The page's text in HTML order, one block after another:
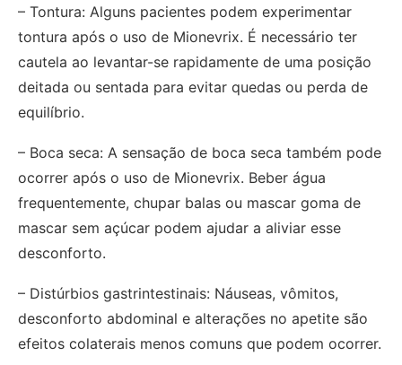
– Tontura: Alguns pacientes podem experimentar
tontura após o uso de Mionevrix. É necessário ter
cautela ao levantar-se rapidamente de uma posição
deitada ou sentada para evitar quedas ou perda de
equilíbrio.
– Boca seca: A sensação de boca seca também pode
ocorrer após o uso de Mionevrix. Beber água
frequentemente, chupar balas ou mascar goma de
mascar sem açúcar podem ajudar a aliviar esse
desconforto.
– Distúrbios gastrintestinais: Náuseas, vômitos,
desconforto abdominal e alterações no apetite são
efeitos colaterais menos comuns que podem ocorrer.